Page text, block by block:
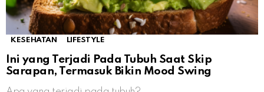
KESEHATAN LIFESTYLE
Ini yang Terjadi Pada Tubuh Saat Skip
Sarapan, Termasuk Bikin Mood Swing